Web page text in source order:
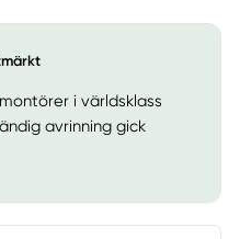
i världsklass
avrinning gick